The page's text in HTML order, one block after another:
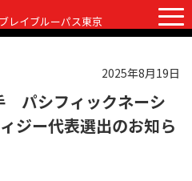
レイブルーパス東京
ファンクラブ 観戦ガイド
2025年8月19日
パシフィックネーシ
ジー代表選出のお知ら